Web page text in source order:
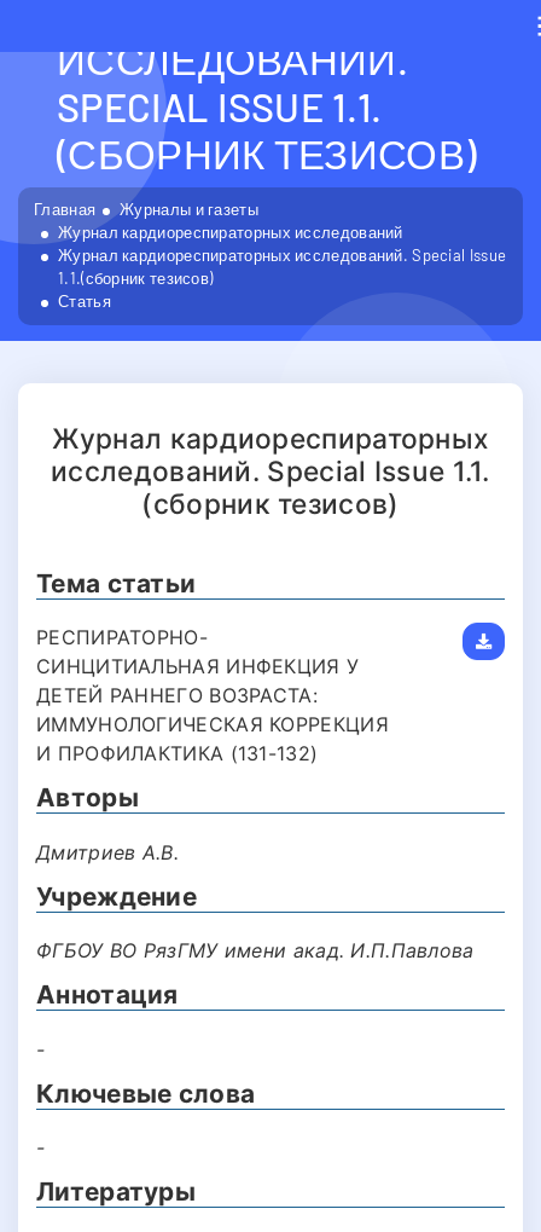
ИССЛЕДОВАНИЙ.
SPECIAL ISSUE 1.1.
(СБОРНИК ТЕЗИСОВ)
Главная
Журналы и газеты
Журнал кардиореспираторных исследований
Журнал кардиореспираторных исследований. Special Issue
1.1.(сборник тезисов)
Статья
Журнал кардиореспираторных
исследований. Special Issue 1.1.
(сборник тезисов)
Тема статьи
РЕСПИРАТОРНО-
СИНЦИТИАЛЬНАЯ ИНФЕКЦИЯ У
ДЕТЕЙ РАННЕГО ВОЗРАСТА:
ИММУНОЛОГИЧЕСКАЯ КОРРЕКЦИЯ
И ПРОФИЛАКТИКА (131-132)
Авторы
Дмитриев А.В.
Учреждение
ФГБОУ ВО РязГМУ имени акад. И.П.Павлова
Аннотация
-
Ключевые слова
-
Литературы